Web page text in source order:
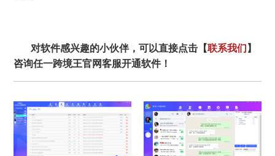
对软件感兴趣的小伙伴，可以直接点击【联系我们 】
咨询任一跨境王官网客服开通软件！